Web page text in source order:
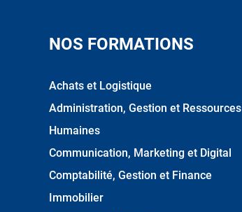
NOS FORMATIONS
Achats et Logistique
Administration, Gestion et Ressources
Humaines
Communication, Marketing et Digital
Comptabilité, Gestion et Finance
Immobilier